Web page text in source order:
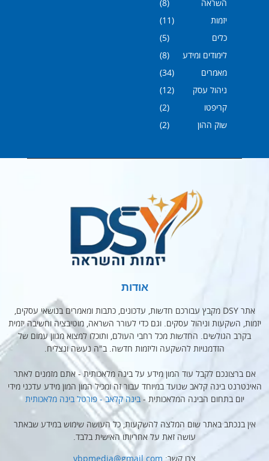
השראה
(8)
יזמות
(11)
כלים
(5)
לימודים ומידע
(8)
מאמרים
(34)
ניהול עסק
(12)
קריפטו
(2)
שוק ההון
(2)
אודות
אתר DSY מקבץ עבורכם חדשות, עדכונים, כתבות ומאמרים בנושאי עסקים,
יזמות, השקעות וניהול עסקים. וגם כדי לעורר השראה, מוטיבציה וחשיבה יזמית
בקרב הגולשים. החדשות מכל רחבי העולם, ותוכלו למצוא מגוון עמום של
הזדמנויות להשקעה וליזמות חדשה. ב"ה נעשה ונצליח.
אם ברצונכם לקבל עוד המון מידע על בינה מלאכותית - אתם מזמנים לאתר
האינטרנט בינה קלאב שנועד במיוחד עבור זה ומכיל המון המון מידע עדכני מידי
יום בתחום הבינה המלאכותית -בינה קלאב - פורטל בינה מלאכותית
אין בנכתב באתר שום המלצה להשקעות, כל העושה שימוש במידע שבאתר
עושה זאת על אחריותו האישית בלבד.
צרו קשר: ybpmedia@gmail.com